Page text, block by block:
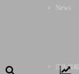
News
広告掲載